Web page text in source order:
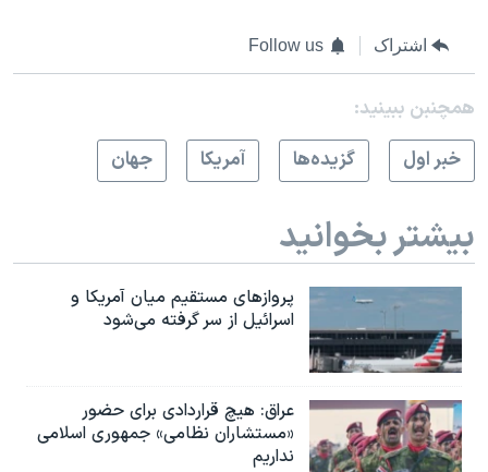
اشتراک Follow us
همچنبن ببینید:
خبر اول
گزيده‌ها آمريکا جهان
بیشتر بخوانید
پروازهای مستقیم میان آمریکا و
اسرائیل از سر گرفته می‌شود
عراق: هیچ قراردادی برای حضور
«مستشاران نظامی» جمهوری اسلامی
نداریم